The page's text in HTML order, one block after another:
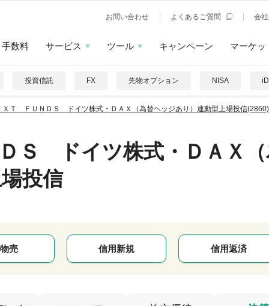
お問い合わせ よくあるご質問 会
手数料 サービス ツール キャンペーン マーケッ
投資信託 FX 先物オプション NISA
ＸＴ ＦＵＮＤＳ ドイツ株式・ＤＡＸ（為替ヘッジあり）連動型上場投信(2860)
Ｓ ドイツ株式・ＤＡＸ
投信
売 信用新規 信用返済